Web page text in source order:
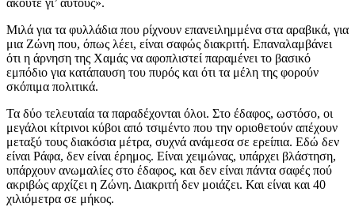
ακούτε γι’ αυτούς».
Μιλά για τα φυλλάδια που ρίχνουν επανειλημμένα στα αραβικά, για
μια Ζώνη που, όπως λέει, είναι σαφώς διακριτή. Επαναλαμβάνει
ότι η άρνηση της Χαμάς να αφοπλιστεί παραμένει το βασικό
εμπόδιο για κατάπαυση του πυρός και ότι τα μέλη της φορούν
σκόπιμα πολιτικά.
Τα δύο τελευταία τα παραδέχονται όλοι. Στο έδαφος, ωστόσο, οι
μεγάλοι κίτρινοι κύβοι από τσιμέντο που την οριοθετούν απέχουν
μεταξύ τους διακόσια μέτρα, συχνά ανάμεσα σε ερείπια. Εδώ δεν
είναι Ράφα, δεν είναι έρημος. Είναι χειμώνας, υπάρχει βλάστηση,
υπάρχουν ανωμαλίες στο έδαφος, και δεν είναι πάντα σαφές πού
ακριβώς αρχίζει η Ζώνη. Διακριτή δεν μοιάζει. Και είναι και 40
χιλιόμετρα σε μήκος.